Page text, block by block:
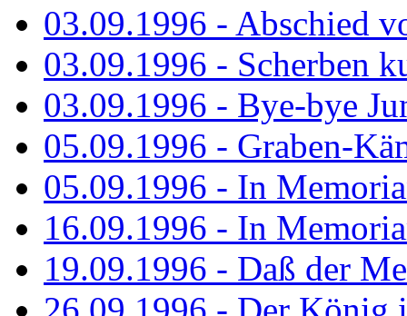
03.09.1996 - Abschied
03.09.1996 - Scherben
03.09.1996 - Bye-bye
05.09.1996 - Graben-
05.09.1996 - In
16.09.1996 - In
19.09.1996 - Daß der